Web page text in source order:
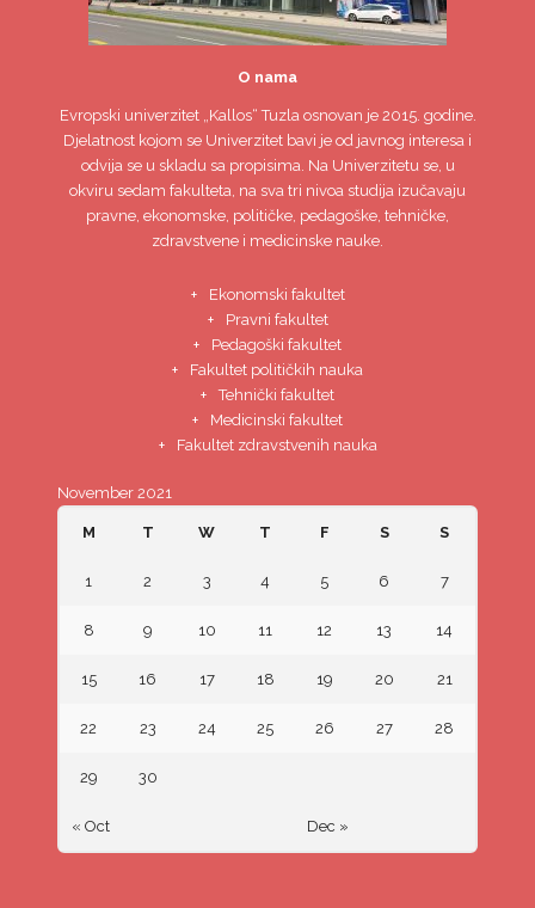
O nama
Evropski univerzitet„Kallos“ Tuzla osnovan je 2015. godine.
Djelatnost kojom se Univerzitet bavi je od javnog interesa i
odvija se u skladu sa propisima. Na Univerzitetu se, u
okviru sedam fakulteta, na sva tri nivoa studija izučavaju
pravne, ekonomske, političke, pedagoške, tehničke,
zdravstvene i medicinske nauke.
Ekonomski fakultet
Pravni fakultet
Pedagoški fakultet
Fakultet političkih nauka
Tehnički fakultet
Medicinski fakultet
Fakultet zdravstvenih nauka
November 2021
M T W T F S S
« Oct Dec »
1 2 3 4 5 6 7
8 9 10 11 12 13 14
15 16 17 18 19 20 21
22 23 24 25 26 27 28
29 30